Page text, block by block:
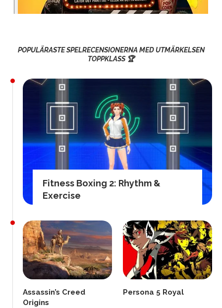
POPULÄRASTE SPELRECENSIONERNA MED UTMÄRKELSEN
TOPPKLASS 🏆
Fitness Boxing 2: Rhythm &
Exercise
Assassin’s Creed
Origins
Persona 5 Royal